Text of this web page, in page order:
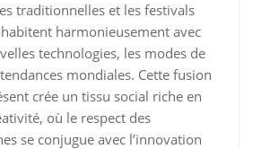
traditionnelles et les festivals
harmonieusement avec
technologies, les modes de
mondiales. Cette fusion
crée un tissu social riche en
où le respect des
se conjugue avec l’innovation